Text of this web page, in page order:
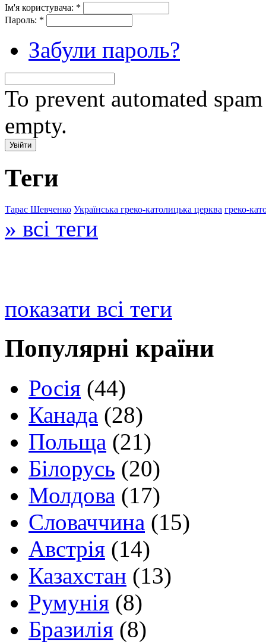
Ім'я користувача: *
Пароль: *
Забули пароль?
To prevent automated
empty.
Теги
Тарас Шевченко Українська греко-католицька церква греко-
» всі теги
показати всі теги
Популярні країни
Росія (44)
Канада (28)
Польща (21)
Білорусь (20)
Молдова (17)
Словаччина (15)
Австрія (14)
Казахстан (13)
Румунія (8)
Бразилія (8)